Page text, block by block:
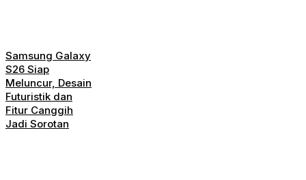
Samsung Galaxy
S26 Siap
Meluncur, Desain
Futuristik dan
Fitur Canggih
Jadi Sorotan